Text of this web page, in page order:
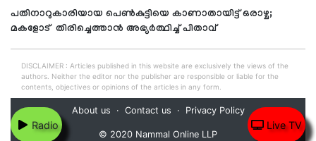
Radio Live TV
പതിനാറുകാരിയായ പെണ്‍കുട്ടിയെ കാണാതായിട്ട് ഒരാഴ്ച;
മകളോട് തിരിച്ചെത്താന്‍ അഭ്യര്‍ത്ഥിച്ച് പിതാവ്
DISCLAIMER : Articles published in this website are exclusively the views of the
authors. Neither the editor nor the publisher are responsible or liable for the
contents, objectives or opinions of the articles in any form.
© 2020 Nammal Online LLP
About us Contact us Privacy Policy